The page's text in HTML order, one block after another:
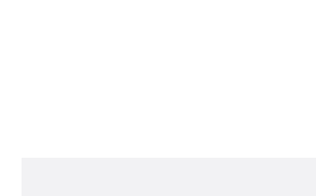
Kabelrinnen-